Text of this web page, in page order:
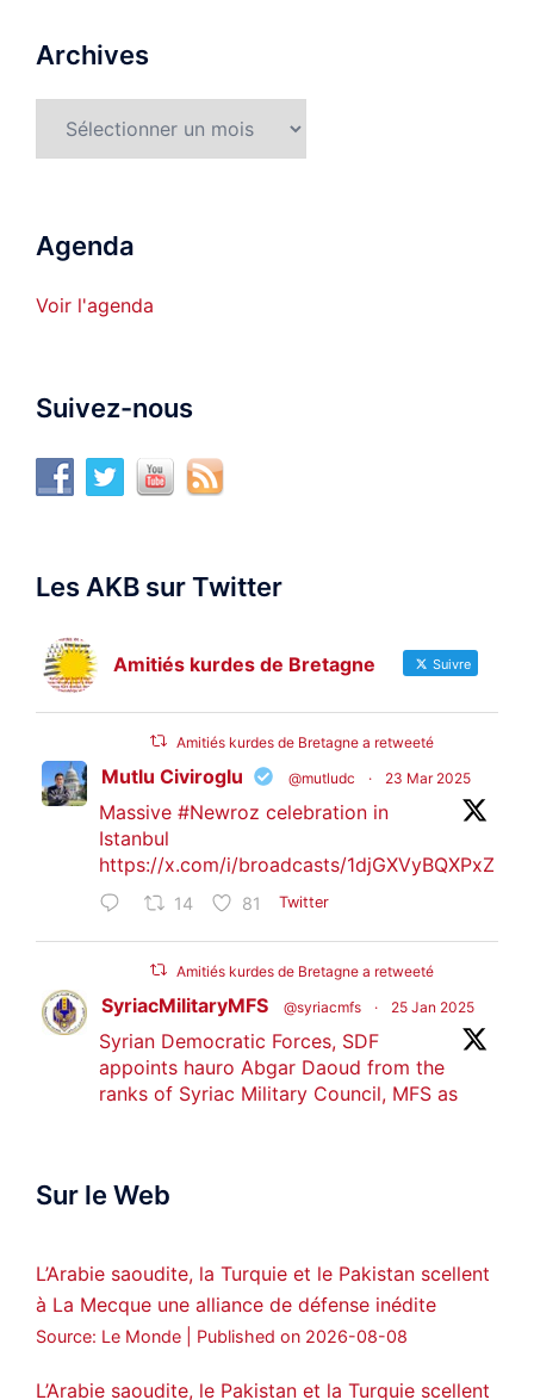
Archives
Agenda
Voir l'agenda
Suivez-nous
Les AKB sur Twitter
Amitiés kurdes de Bretagne Suivre
Amitiés kurdes de Bretagne a retweeté
Mutlu Civiroglu @mutludc · 23 Mar 2025
Massive #Newroz celebration in
Istanbul
https://x.com/i/broadcasts/1djGXVyBQXPxZ
14 81 Twitter
Amitiés kurdes de Bretagne a retweeté
SyriacMilitaryMFS @syriacmfs · 25 Jan 2025
Syrian Democratic Forces, SDF
appoints hauro Abgar Daoud from the
ranks of Syriac Military Council, MFS as
ܟܫܝܪܘܬܐ ܒܘܠܝܬܐ ܚܘܪܐ ܐܒܓܪ
Amitiés kurdes de Bretagne a retweeté
MedyaNews @medyanews_ · 24 Jan 2025
Sur le Web
L’Arabie saoudite, la Turquie et le Pakistan scellent
à La Mecque une alliance de défense inédite
Source: Le Monde Published on 2026-08-08
L’Arabie saoudite, le Pakistan et la Turquie scellent